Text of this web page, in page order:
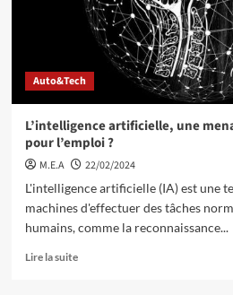
Auto&Tech
L’intelligence artificielle, une
pour l’emploi ?
M.E.A
22/02/2024
L'intelligence artificielle (IA) est une
machines d'effectuer des tâches
humains, comme la reconnaissance...
Lire la suite